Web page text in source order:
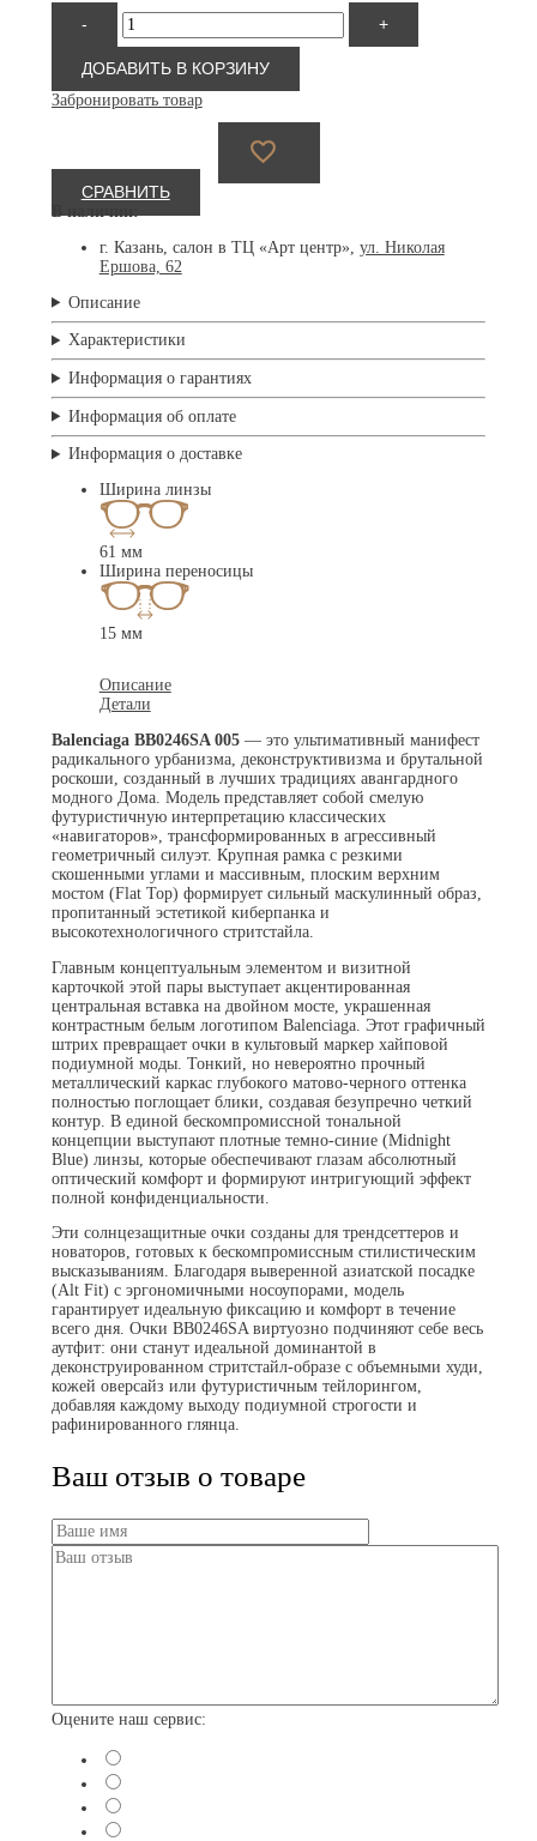
-
Количество
товара
Balenciaga
0246SA
005
+
ДОБАВИТЬ В КОРЗИНУ
Забронировать товар
СРАВНИТЬ
В наличии:
г. Казань, салон в ТЦ «Арт центр», ул. Николая
Ершова, 62
Описание
Характеристики
Информация о гарантиях
Информация об оплате
Информация о доставке
Ширина линзы
61 мм
Ширина переносицы
15 мм
Описание
Детали
Balenciaga BB0246SA 005— это ультимативный манифест
радикального урбанизма, деконструктивизма и брутальной
роскоши, созданный в лучших традициях авангардного
модного Дома. Модель представляет собой смелую
футуристичную интерпретацию классических
«навигаторов», трансформированных в агрессивный
геометричный силуэт. Крупная рамка с резкими
скошенными углами и массивным, плоским верхним
мостом (Flat Top) формирует сильный маскулинный образ,
пропитанный эстетикой киберпанка и
высокотехнологичного стритстайла.
Главным концептуальным элементом и визитной
карточкой этой пары выступает акцентированная
центральная вставка на двойном мосте, украшенная
контрастным белым логотипом Balenciaga. Этот графичный
штрих превращает очки в культовый маркер хайповой
подиумной моды. Тонкий, но невероятно прочный
металлический каркас глубокого матово-черного оттенка
полностью поглощает блики, создавая безупречно четкий
контур. В единой бескомпромиссной тональной
концепции выступают плотные темно-синие (Midnight
Blue) линзы, которые обеспечивают глазам абсолютный
оптический комфорт и формируют интригующий эффект
полной конфиденциальности.
Эти солнцезащитные очки созданы для трендсеттеров и
новаторов, готовых к бескомпромиссным стилистическим
высказываниям. Благодаря выверенной азиатской посадке
(Alt Fit) с эргономичными носоупорами, модель
гарантирует идеальную фиксацию и комфорт в течение
всего дня. Очки BB0246SA виртуозно подчиняют себе весь
аутфит: они станут идеальной доминантой в
деконструированном стритстайл-образе с объемными худи,
кожей оверсайз или футуристичным тейлорингом,
добавляя каждому выходу подиумной строгости и
рафинированного глянца.
Ваш отзыв о товаре
Оцените наш сервис: